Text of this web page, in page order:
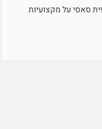
סאסי על מקצועיות